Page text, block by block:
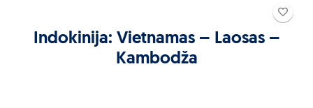
Indokinija: Vietnamas – Laosas –
Kambodža